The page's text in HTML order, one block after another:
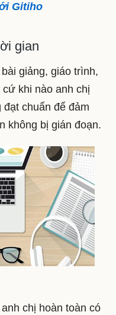
Gitiho
gian
giảng, giáo trình,
khi nào anh chị
đạt chuẩn để đảm
không bị gián đoạn.
chị hoàn toàn có